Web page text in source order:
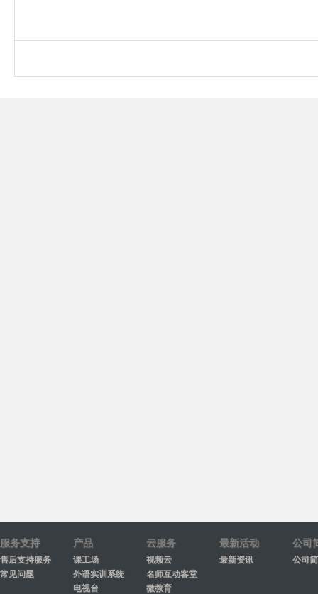
服务支持
售后支持服务
常见问题
产品
课工场
外语实训系统
电视台
云服务
视频云
名师互动客堂
微教育
最新活动
最新资讯
公司
公司